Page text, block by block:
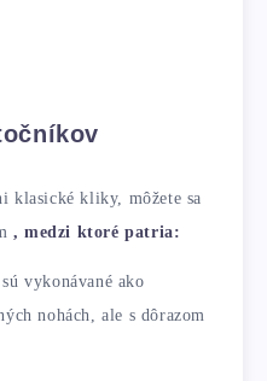
klasické kliky, môžete sa
, medzi ktoré patria:
vykonávané ako
nohách, ale s dôrazom